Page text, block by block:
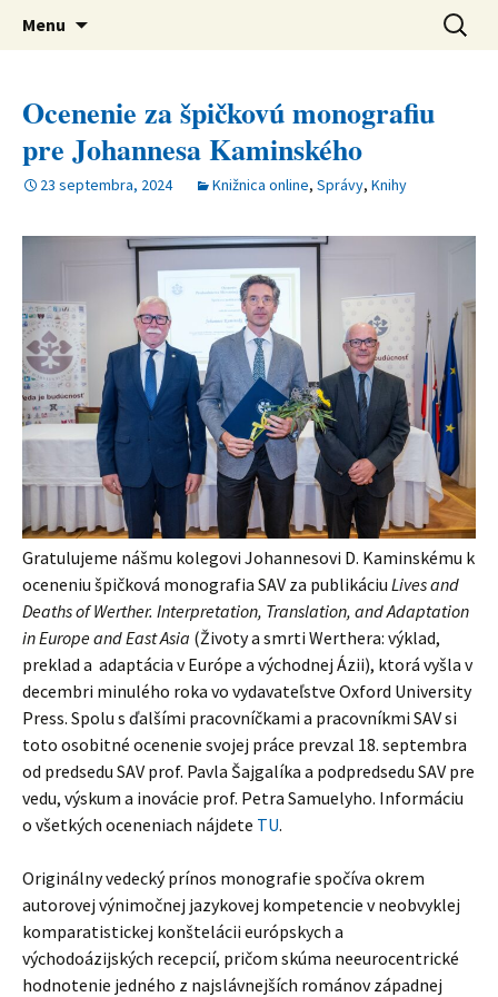
Ústav svetovej literatúry SAV
verejná výskumná inštitúcia
Menu Hľadať:
Ocenenie za špičkovú monografiu
pre Johannesa Kaminského
23 septembra, 2024 Knižnica online, Správy, Knihy
Gratulujeme nášmu kolegovi Johannesovi D. Kaminskému k
oceneniu špičková monografia SAV za publikáciu Lives and
Deaths of Werther. Interpretation, Translation, and Adaptation
in Europe and East Asia (Životy a smrti Werthera: výklad,
preklad a adaptácia v Európe a východnej Ázii), ktorá vyšla v
decembri minulého roka vo vydavateľstve Oxford University
Press. Spolu s ďalšími pracovníčkami a pracovníkmi SAV si
toto osobitné ocenenie svojej práce prevzal 18. septembra
od predsedu SAV prof. Pavla Šajgalíka a podpredsedu SAV pre
vedu, výskum a inovácie prof. Petra Samuelyho. Informáciu
o všetkých oceneniach nájdete TU.
Originálny vedecký prínos monografie spočíva okrem
autorovej výnimočnej jazykovej kompetencie v neobvyklej
komparatistickej konštelácii európskych a
východoázijských recepcií, pričom skúma neeurocentrické
hodnotenie jedného z najslávnejších románov západnej